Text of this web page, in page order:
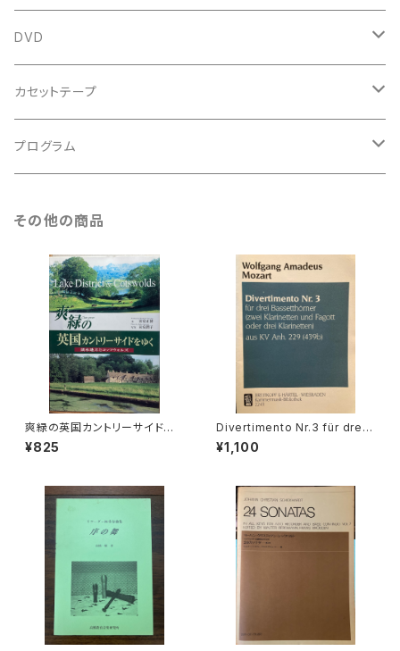
鍵盤用
スコア
古楽以外
トートバッグ
バロック
ルネサンス
DVD
古楽
古楽以外
カセットテープ
古楽
プログラム
古楽以外
その他の商品
爽緑の英国カントリーサイドを
ゆく【著者：末安正博 写真：末安
潤子】出版社：成隆出版 2000
¥825
Divertimento Nr.3 für drei
Basetthörner(zwei klarinet
ten und Fagotto oder drei
madeus Mozart】出版社：BR
¥1,100